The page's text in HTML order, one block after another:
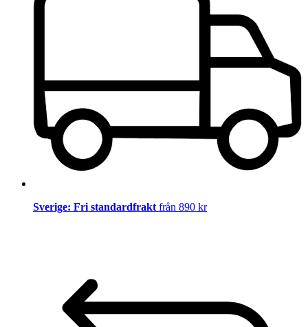
Sverige: Fri standardfraktfrån 890 kr